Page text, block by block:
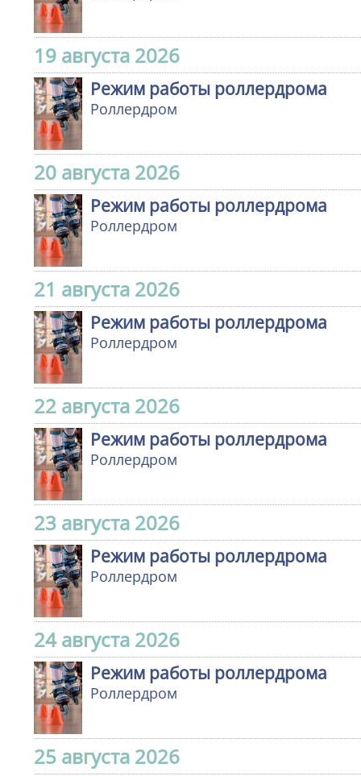
19 августа 2026
Режим работы роллердрома
Роллердром
20 августа 2026
Режим работы роллердрома
Роллердром
21 августа 2026
Режим работы роллердрома
Роллердром
22 августа 2026
Режим работы роллердрома
Роллердром
23 августа 2026
Режим работы роллердрома
Роллердром
24 августа 2026
Режим работы роллердрома
Роллердром
25 августа 2026